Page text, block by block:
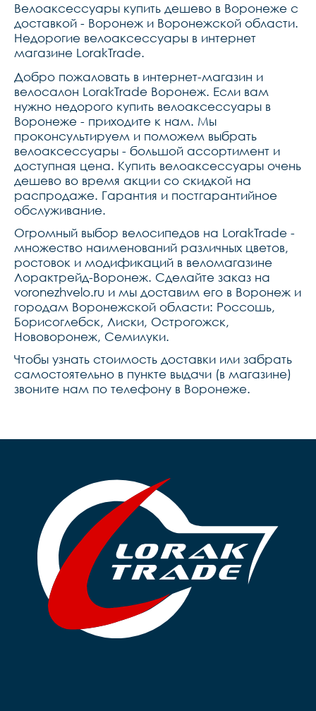
Велоаксессуары купить дешево в Воронеже с
доставкой - Воронеж и Воронежской области.
Недорогие велоаксессуары в интернет
магазине LorakTrade.
Добро пожаловать в интернет-магазин и
велосалон LorakTrade Воронеж. Если вам
нужно недорого купить велоаксессуары в
Воронеже - приходите к нам. Мы
проконсультируем и поможем выбрать
велоаксессуары - большой ассортимент и
доступная цена. Купить велоаксессуары очень
дешево во время акции со скидкой на
распродаже. Гарантия и постгарантийное
обслуживание.
Огромный выбор велосипедов на LorakTrade -
множество наименований различных цветов,
ростовок и модификаций в веломагазине
Лорактрейд-Воронеж. Сделайте заказ на
voronezhvelo.ru и мы доставим его в Воронеж и
городам Воронежской области: Россошь,
Борисоглебск, Лиски, Острогожск,
Нововоронеж, Семилуки.
Чтобы узнать стоимость доставки или забрать
самостоятельно в пункте выдачи (в магазине)
звоните нам по телефону в Воронеже.